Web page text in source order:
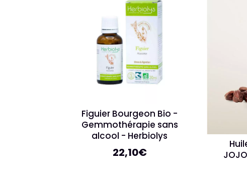
Figuier Bourgeon Bio -
Gemmothérapie sans
alcool - Herbiolys
22,10€